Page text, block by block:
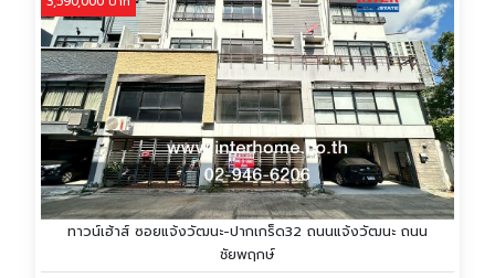
ทาวน์เฮ้าส์ ซอยแจ้งวัฒนะ-ปากเกร็ด32 ถนนแจ้งวัฒนะ ถนน
ชัยพฤกษ์